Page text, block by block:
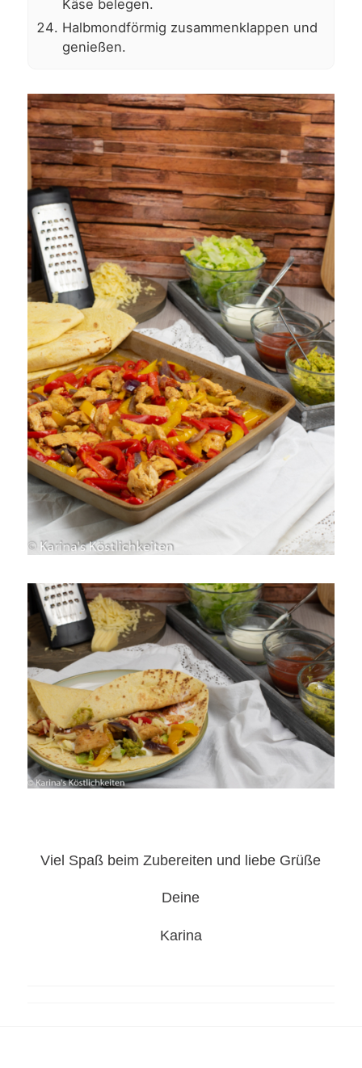
Käse belegen.
Halbmondförmig zusammenklappen und
genießen.
Viel Spaß beim Zubereiten und liebe Grüße
Deine
Karina